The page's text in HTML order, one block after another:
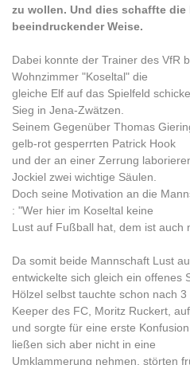
zu wollen. Und dies schaffte die
beeindruckender Weise.
Dabei konnte der Trainer des VfR
Wohnzimmer "Koseltal" die
gleiche Elf auf das Spielfeld
Sieg in Jena-Zwätzen.
Seinem Gegenüber Thomas
gelb-rot gesperrten Patrick Hook
und der an einer Zerrung
Jockiel zwei wichtige Säulen.
Doch seine Motivation an die
: "Wer hier im Koseltal keine
Lust auf Fußball hat, dem ist auch
Da somit beide Mannschaft Lust
entwickelte sich gleich ein offenes
Hölzel selbst tauchte schon nach
Keeper des FC, Moritz Ruckert, auf
und sorgte für eine erste
ließen sich aber nicht in eine
Umklammerung nehmen, störten